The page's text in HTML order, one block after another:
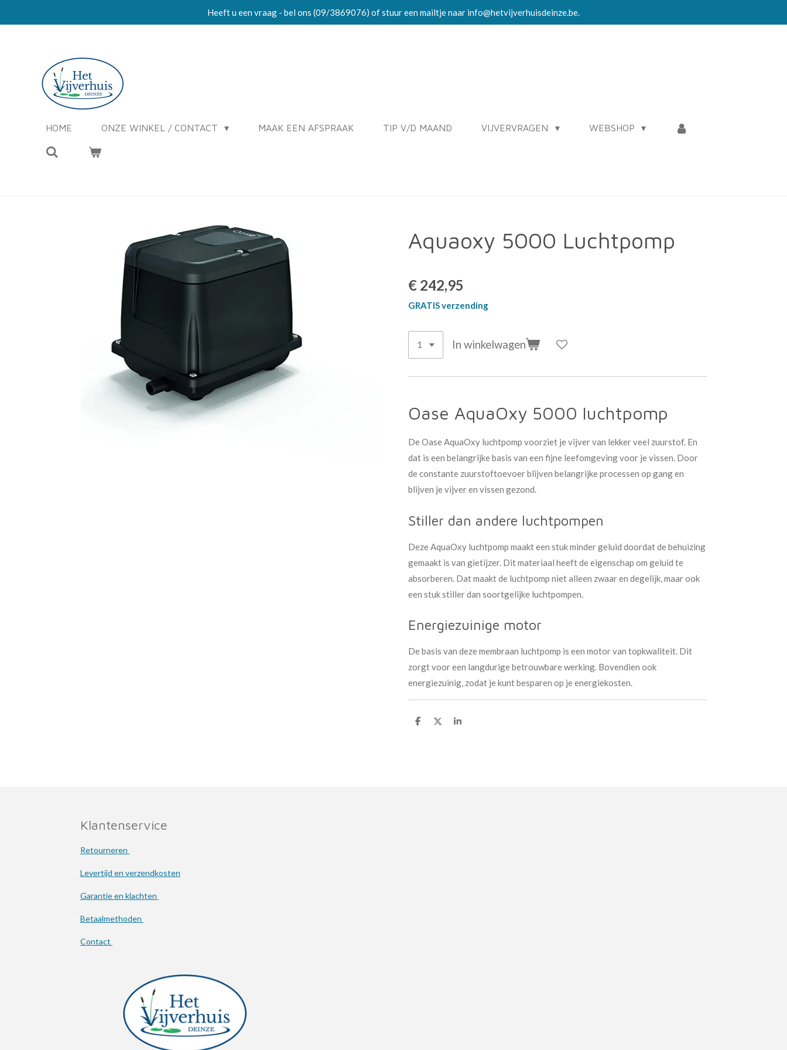
hoofdinhoud
Heeft u een vraag - bel ons (09/3869076) of stuur een mailtje naar info@hetvijverhuisdeinze.be.
HOME ONZE WINKEL / CONTACT MAAK EEN AFSPRAAK TIP V/D MAAND VIJVERVRAGEN WEBSHOP
Aquaoxy 5000 Luchtpomp
€ 242,95
GRATIS verzending
In winkelwagen
Oase AquaOxy 5000 luchtpomp
De Oase AquaOxy luchtpomp voorziet je vijver van lekker veel zuurstof. En
dat is een belangrijke basis van een fijne leefomgeving voor je vissen. Door
de constante zuurstoftoevoer blijven belangrijke processen op gang en
blijven je vijver en vissen gezond.
Stiller dan andere luchtpompen
Deze AquaOxy luchtpomp maakt een stuk minder geluid doordat de behuizing
gemaakt is van gietijzer. Dit materiaal heeft de eigenschap om geluid te
absorberen. Dat maakt de luchtpomp niet alleen zwaar en degelijk, maar ook
een stuk stiller dan soortgelijke luchtpompen.
Energiezuinige motor
De basis van deze membraan luchtpomp is een motor van topkwaliteit. Dit
zorgt voor een langdurige betrouwbare werking. Bovendien ook
energiezuinig, zodat je kunt besparen op je energiekosten.
D
D
S
Klantenservice
Retourneren
Levertijd en verzendkosten
Garantie en klachten
Betaalmethoden
Contact